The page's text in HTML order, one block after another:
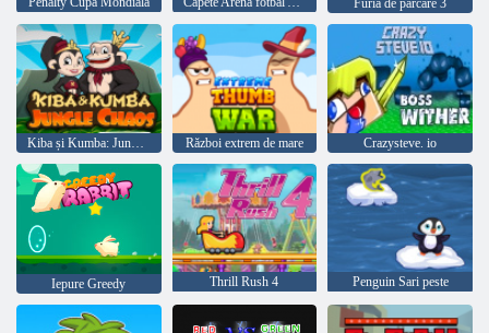
Furia de parcare 3
Kiba și Kumba: Jungle Chaos Război extrem de mare Crazysteve. io
Iepure Greedy Thrill Rush 4 Penguin Sari peste